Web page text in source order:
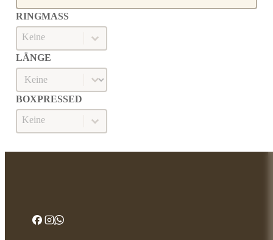
RINGMASS
RINGMASS
Ringmaß
LÄNGE
LÄNGE
Länge
BOXPRESSED
BOXPRESSED
Boxpressed